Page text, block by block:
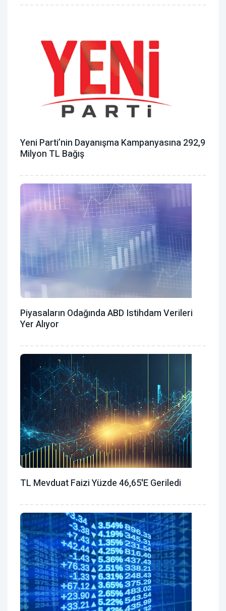
Yeni Parti’nin Dayanışma Kampanyasına 292,9
Milyon TL Bağış
Piyasaların Odağında ABD Istihdam Verileri
Yer Alıyor
TL Mevduat Faizi Yüzde 46,65'e Geriledi